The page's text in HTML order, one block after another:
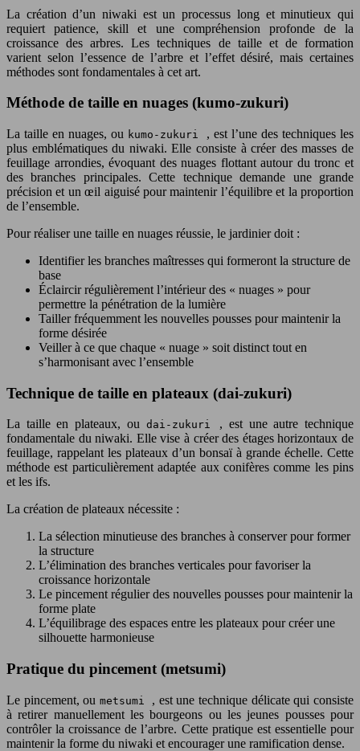
La création d’un niwaki est un processus long et minutieux qui
requiert patience, skill et une compréhension profonde de la
croissance des arbres. Les techniques de taille et de formation
varient selon l’essence de l’arbre et l’effet désiré, mais certaines
méthodes sont fondamentales à cet art.
Méthode de taille en nuages (kumo-zukuri)
La taille en nuages, ou kumo-zukuri , est l’une des techniques les
plus emblématiques du niwaki. Elle consiste à créer des masses de
feuillage arrondies, évoquant des nuages flottant autour du tronc et
des branches principales. Cette technique demande une grande
précision et un œil aiguisé pour maintenir l’équilibre et la proportion
de l’ensemble.
Pour réaliser une taille en nuages réussie, le jardinier doit :
Identifier les branches maîtresses qui formeront la structure de
base
Éclaircir régulièrement l’intérieur des « nuages » pour
permettre la pénétration de la lumière
Tailler fréquemment les nouvelles pousses pour maintenir la
forme désirée
Veiller à ce que chaque « nuage » soit distinct tout en
s’harmonisant avec l’ensemble
Technique de taille en plateaux (dai-zukuri)
La taille en plateaux, ou dai-zukuri , est une autre technique
fondamentale du niwaki. Elle vise à créer des étages horizontaux de
feuillage, rappelant les plateaux d’un bonsaï à grande échelle. Cette
méthode est particulièrement adaptée aux conifères comme les pins
et les ifs.
La création de plateaux nécessite :
La sélection minutieuse des branches à conserver pour former
la structure
L’élimination des branches verticales pour favoriser la
croissance horizontale
Le pincement régulier des nouvelles pousses pour maintenir la
forme plate
L’équilibrage des espaces entre les plateaux pour créer une
silhouette harmonieuse
Pratique du pincement (metsumi)
Le pincement, oumetsumi , est une technique délicate qui consiste
à retirer manuellement les bourgeons ou les jeunes pousses pour
contrôler la croissance de l’arbre. Cette pratique est essentielle pour
maintenir la forme du niwaki et encourager une ramification dense.